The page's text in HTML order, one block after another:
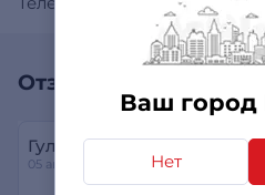
Ваш город
Нет
Отзывы покупателей
Гулдан
05 августа 2025